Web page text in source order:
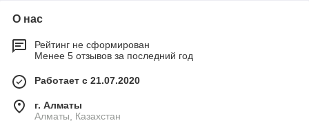
О нас
Рейтинг не сформирован
Менее 5 отзывов за последний год
Работает с 21.07.2020
г. Алматы
Алматы, Казахстан